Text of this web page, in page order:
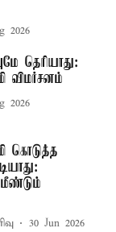
2026
தெரியாது:
விமர்சனம்
2026
கொடுத்த
30 Jun 2026